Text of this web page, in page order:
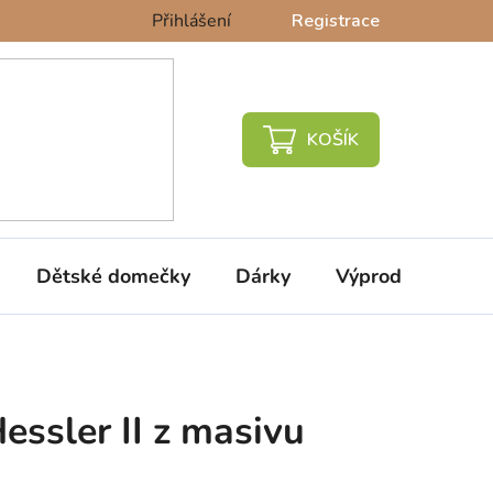
Přihlášení Registrace
NÁKUPNÍ
Dětské domečky Dárky Výprodej %
II z masivu